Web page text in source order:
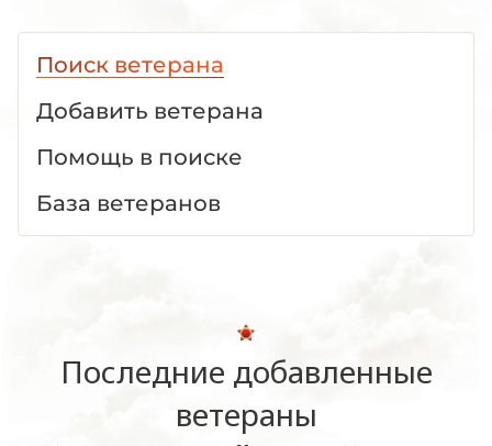
Поиск ветерана
Добавить ветерана
Помощь в поиске
База ветеранов
Последние добавленные
ветераны